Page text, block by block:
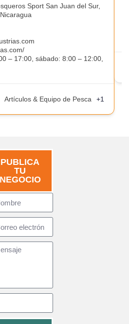
Sport San Juan del Sur,
– 17:00, sábado: 8:00 – 12:00,
Artículos & Equipo de Pesca +1
PUBLICA
TU
NEGOCIO